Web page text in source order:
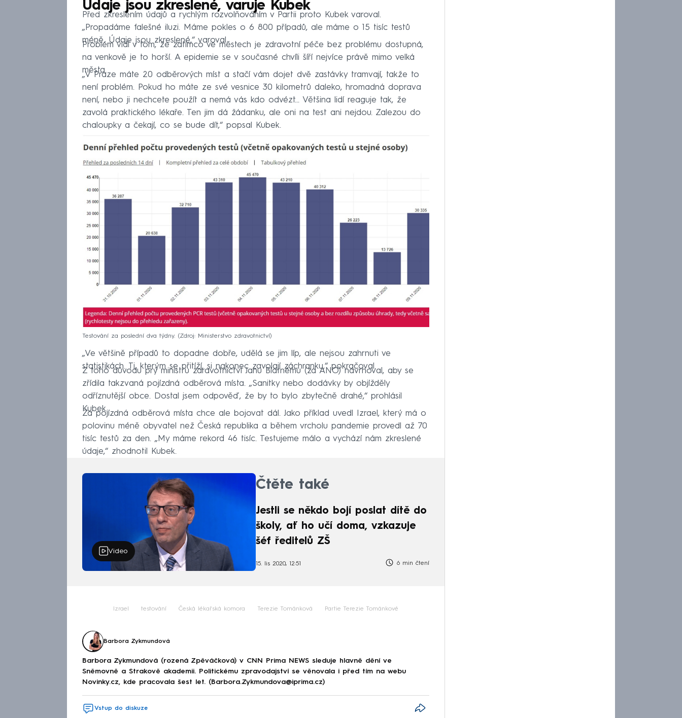
Údaje jsou zkreslené, varuje Kubek
Před zkreslením údajů a rychlým rozvolňováním v Partii proto Kubek varoval.
„Propadáme falešné iluzi. Máme pokles o 6 800 případů, ale máme o 15 tisíc testů
méně. Údaje jsou zkreslené,“ varoval.
Problém vidí v tom, že zatímco ve městech je zdravotní péče bez problému dostupná,
na venkově je to horší. A epidemie se v současné chvíli šíří nejvíce právě mimo velká
města.
„V Praze máte 20 odběrových míst a stačí vám dojet dvě zastávky tramvají, takže to
není problém. Pokud ho máte ze své vesnice 30 kilometrů daleko, hromadná doprava
není, nebo ji nechcete použít a nemá vás kdo odvézt... Většina lidí reaguje tak, že
zavolá praktického lékaře. Ten jim dá žádanku, ale oni na test ani nejdou. Zalezou do
chaloupky a čekají, co se bude dít,“ popsal Kubek.
Testování za poslední dva týdny. Zdroj: Ministerstvo zdravotnictví
„Ve většině případů to dopadne dobře, udělá se jim líp, ale nejsou zahrnuti ve
statistikách. Ti, kterým se přitíží, si nakonec zavolají záchranku,“ pokračoval.
Z toho důvodu prý ministru zdravotnictví Janu Blatnému (za ANO) navrhoval, aby se
zřídila takzvaná pojízdná odběrová místa. „Sanitky nebo dodávky by objížděly
odříznutější obce. Dostal jsem odpověď, že by to bylo zbytečně drahé,“ prohlásil
Kubek.
Za pojízdná odběrová místa chce ale bojovat dál. Jako příklad uvedl Izrael, který má o
polovinu méně obyvatel než Česká republika a během vrcholu pandemie provedl až 70
tisíc testů za den. „My máme rekord 46 tisíc. Testujeme málo a vychází nám zkreslené
údaje,“ zhodnotil Kubek.
Video
Čtěte také
Jestli se někdo bojí poslat dítě do
školy, ať ho učí doma, vzkazuje
šéf ředitelů ZŠ
15. lis 2020, 12:51 6 min čtení
Izrael testování Česká lékařská komora Terezie Tománková Partie Terezie Tománkové
Barbora Zykmundová
Barbora Zykmundová (rozená Zpěváčková) v CNN Prima NEWS sleduje hlavně dění ve
Sněmovně a Strakově akademii. Politickému zpravodajství se věnovala i před tím na webu
Novinky.cz, kde pracovala šest let. (Barbora.Zykmundova@iprima.cz)
Vstup do diskuze